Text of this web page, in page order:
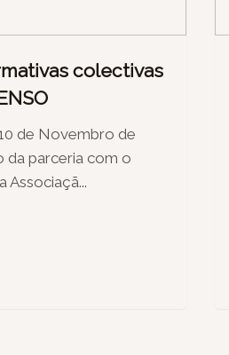
colectivas
de Novembro de
da parceria com o
Associaçã...